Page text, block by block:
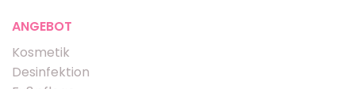
ANGEBOT
Kosmetik
Desinfektion